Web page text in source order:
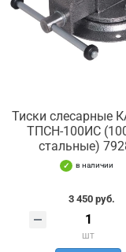
Тиски слесарные
ТПСН-100ИС
стальные)
в наличии
3 450 руб.
шт